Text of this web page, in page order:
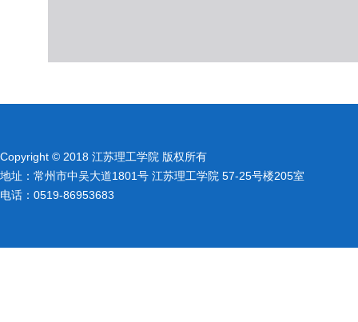
Copyright © 2018 江苏理工学院 版权所有
地址：常州市中吴大道1801号 江苏理工学院 57-25号楼205室
电话：0519-86953683